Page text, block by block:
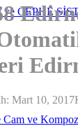
Mart 10, 2017